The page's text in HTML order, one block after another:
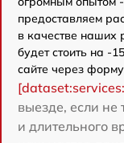
предоставляем
в качестве наших
будет стоить на -
сайте через
выезде, если не
и длительного